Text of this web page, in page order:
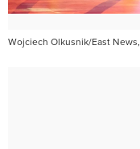
Wojciech Olkusnik/East News,